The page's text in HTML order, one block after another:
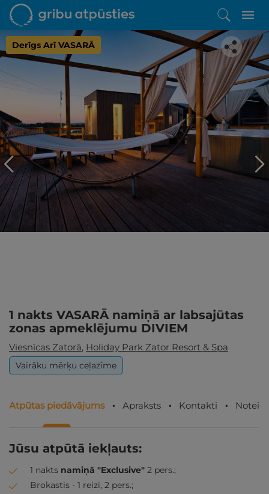
Derīgs Arī VASARĀ
Iepatikās šis piedāvājums?
Līdz brīnišķīgai atpūtai atlikuši tikai daži soļi
PĒRKU
1 nakts VASARĀ namiņā ar labsajūtas
zonas apmeklējumu DIVIEM
Viesnīcas Zatorā, Holiday Park Zator Resort & Spa
Vairāku mērķu ceļazīme
Atpūtas piedāvājums Apraksts Kontakti
Jūsu atpūtā iekļauts:
1 nakts namiņā "Exclusive" 2 pers.;
Brokastis - 1 reizi, 2 pers.;